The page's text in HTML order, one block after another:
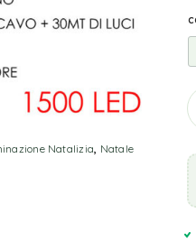
Natalizia, Natale